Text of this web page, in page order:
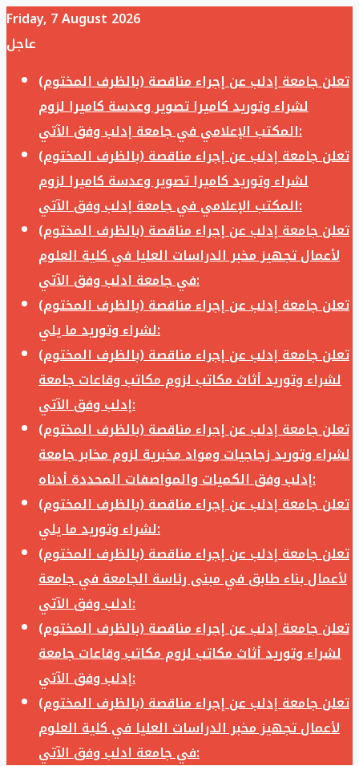
Friday, 7 August 2026
عاجل
تعلن جامعة إدلب عن إجراء مناقصة (بالظرف المختوم)
لشراء وتوريد كاميرا تصوير وعدسة كاميرا لزوم
المكتب الإعلامي في جامعة إدلب وفق الآتي:
تعلن جامعة إدلب عن إجراء مناقصة (بالظرف المختوم)
لشراء وتوريد كاميرا تصوير وعدسة كاميرا لزوم
المكتب الإعلامي في جامعة إدلب وفق الآتي:
تعلن جامعة إدلب عن إجراء مناقصة (بالظرف المختوم)
لأعمال تجهيز مخبر الدراسات العليا في كلية العلوم
في جامعة ادلب وفق الآتي:
تعلن جامعة إدلب عن إجراء مناقصة (بالظرف المختوم)
لشراء وتوريد ما يلي:
تعلن جامعة إدلب عن إجراء مناقصة (بالظرف المختوم)
لشراء وتوريد أثاث مكاتب لزوم مكاتب وقاعات جامعة
إدلب وفق الآتي:
تعلن جامعة إدلب عن إجراء مناقصة (بالظرف المختوم)
لشراء وتوريد زجاجيات ومواد مخبرية لزوم مخابر جامعة
إدلب وفق الكميات والمواصفات المحددة أدناه:
تعلن جامعة إدلب عن إجراء مناقصة (بالظرف المختوم)
لشراء وتوريد ما يلي:
تعلن جامعة إدلب عن إجراء مناقصة (بالظرف المختوم)
لأعمال بناء طابق في مبنى رئاسة الجامعة في جامعة
ادلب وفق الآتي:
تعلن جامعة إدلب عن إجراء مناقصة (بالظرف المختوم)
لشراء وتوريد أثاث مكاتب لزوم مكاتب وقاعات جامعة
إدلب وفق الآتي:
تعلن جامعة إدلب عن إجراء مناقصة (بالظرف المختوم)
لأعمال تجهيز مخبر الدراسات العليا في كلية العلوم
في جامعة ادلب وفق الآتي: